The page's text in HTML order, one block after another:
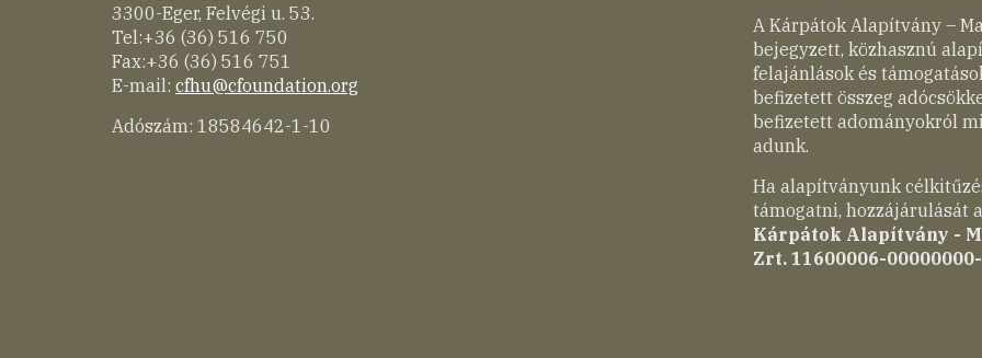
3300-Eger, Felvégi u. 53.
Tel:+36 (36) 516 750
Fax:+36 (36) 516 751
E-mail: cfhu@cfoundation.org
Adószám: 18584642-1-10
A Kárpátok Alapítvány –
bejegyzett, közhasznú
felajánlások és
befizetett összeg
befizetett adományokról
adunk.
Ha alapítványunk
támogatni, hozzájárulását
Kárpátok Alapítvány -
Zrt. 11600006-